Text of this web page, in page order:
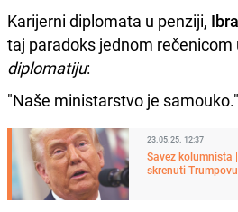
Karijerni diplomata u penziji,
taj paradoks jednom rečenicom
diplomatiju:
"Naše ministarstvo je samouko."
23.05.25. 12:37
Savez kolumnista
skrenuti